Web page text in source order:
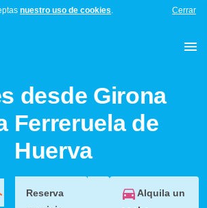
nuestro uso de cookies. Cerrar
desde Girona
Ferreruela de
Huerva
Reserva
Alquila un